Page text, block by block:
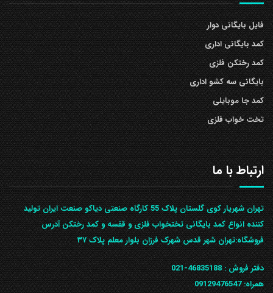
فایل بایگانی دوار
کمد بایگانی اداری
کمد رختکن فلزی
بایگانی سه کشو اداری
کمد جا موبایلی
تخت خواب فلزی
ارتباط با ما
تهران شهریار کوی گلستان پلاک 55 کارگاه صنعتی دیاکو صنعت ایران تولید
کننده انواع کمد بایگانی تختخواب فلزی و قفسه و کمد رختکن آدرس
ف‍روشگاه:تهران شهر قدس شهرک فرزان بلوار معلم پلاک ۳۷
دفتر فروش :46835188-021
همراه:09129476547